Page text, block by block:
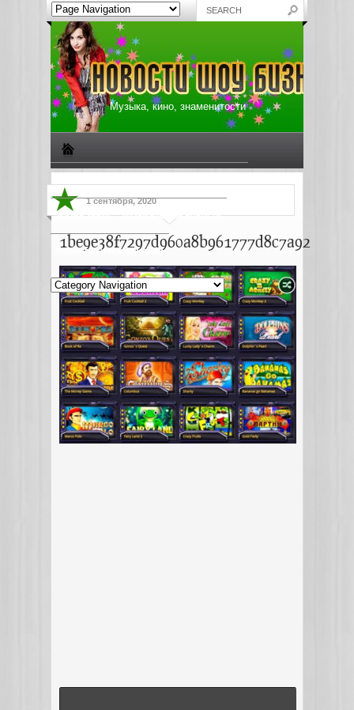
Музыка, кино, знаменитости
Жизнь звезд Музыкальные новости
Новости киноиндустрии
1 сентября, 2020
1be9e38f7297d960a8b961777d8c7a92